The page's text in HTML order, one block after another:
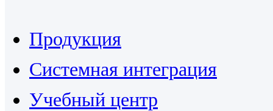
Продукция
Системная интеграция
Учебный центр